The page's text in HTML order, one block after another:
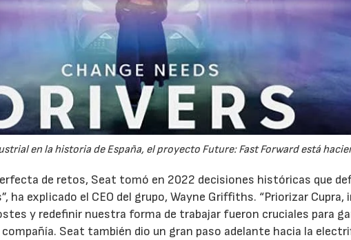
en la historia de España, el proyecto Future: Fast Forward está
de retos, Seat tomó en 2022 decisiones históricas que
ha explicado el CEO del grupo, Wayne Griffiths. “Priorizar Cupra,
y redefinir nuestra forma de trabajar fueron cruciales para
Seat también dio un gran paso adelante hacia la